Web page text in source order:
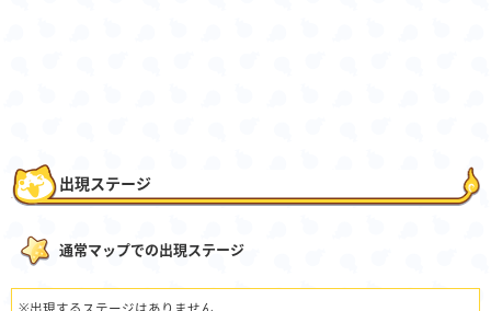
出現ステージ
通常マップでの出現ステージ